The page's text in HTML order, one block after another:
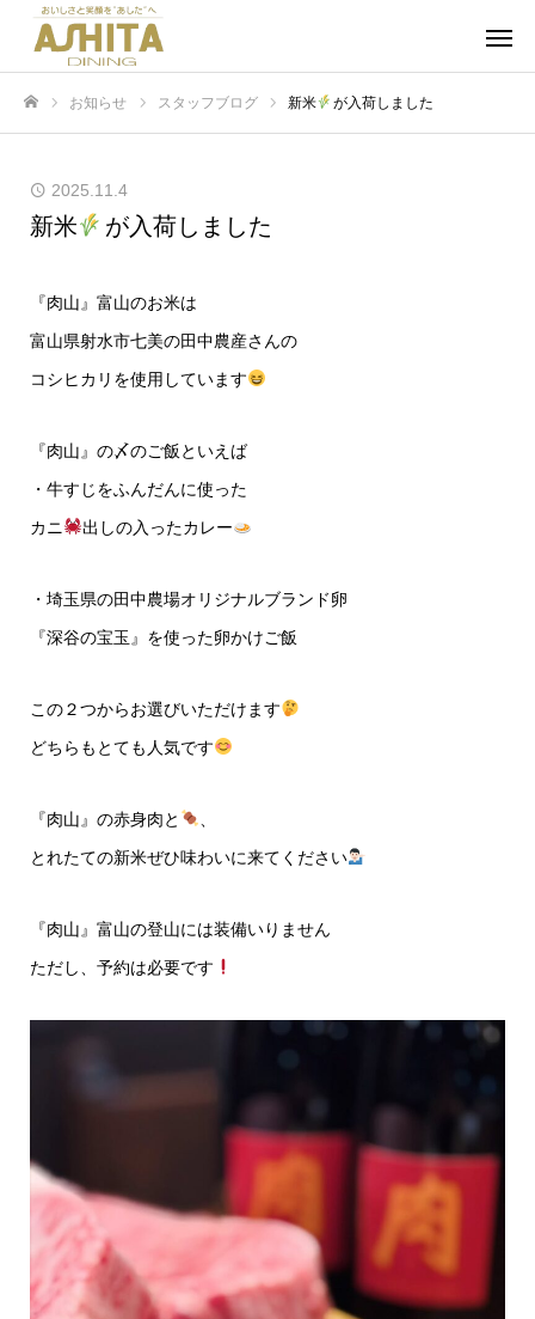
お知らせ スタッフブログ 新米 が入荷しました
2025.11.4
新米 が入荷しました
『肉山』富山のお米は
富山県射水市七美の田中農産さんの
コシヒカリを使用しています
『肉山』の〆のご飯といえば
・牛すじをふんだんに使った
カニ
出しの入ったカレー
・埼玉県の田中農場オリジナルブランド卵
『深谷の宝玉』を使った卵かけご飯
この２つからお選びいただけます
どちらもとても人気です
『肉山』の赤身肉と
とれたての新米ぜひ味わいに来てください
『肉山』富山の登山には装備いりません
ただし、予約は必要です